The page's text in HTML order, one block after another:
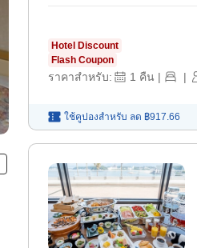
Hotel Discount
Flash Coupon
ราคาสำหรับ: 1 คืน | |
ใช้คูปองสำหรับ ลด ฿917.66